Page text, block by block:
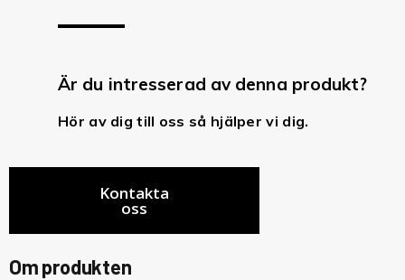
Är du intresserad av denna produkt?
Hör av dig till oss så hjälper vi dig.
Kontakta
oss
Om produkten